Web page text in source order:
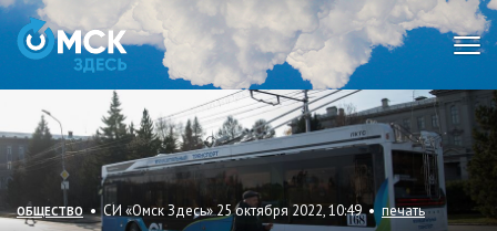
ОБЩЕСТВО• СИ «Омск Здесь» 25 октября 2022, 10:49 • печать